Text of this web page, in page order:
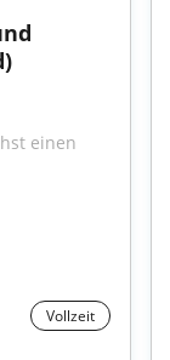
einen
Vollzeit